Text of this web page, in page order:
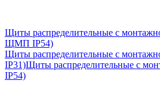
Щиты распределительные с
ЩМП IP54)
Щиты распределительные с
IP31)Щиты распределительные с
IP54)